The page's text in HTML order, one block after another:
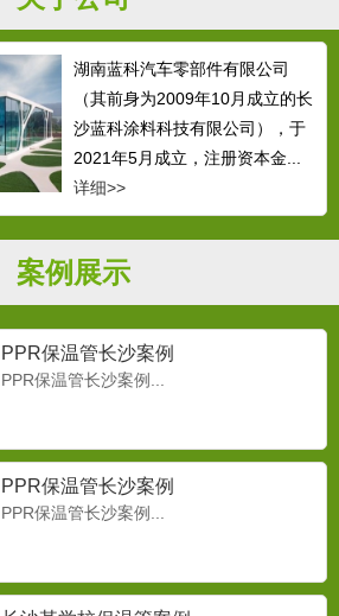
湖南蓝科汽车零部件有限公司
（其前身为2009年10月成立的长
沙蓝科涂料科技有限公司），于
2021年5月成立，注册资本金...
详细>>
案例展示
PPR保温管长沙案例
PPR保温管长沙案例...
PPR保温管长沙案例
PPR保温管长沙案例...